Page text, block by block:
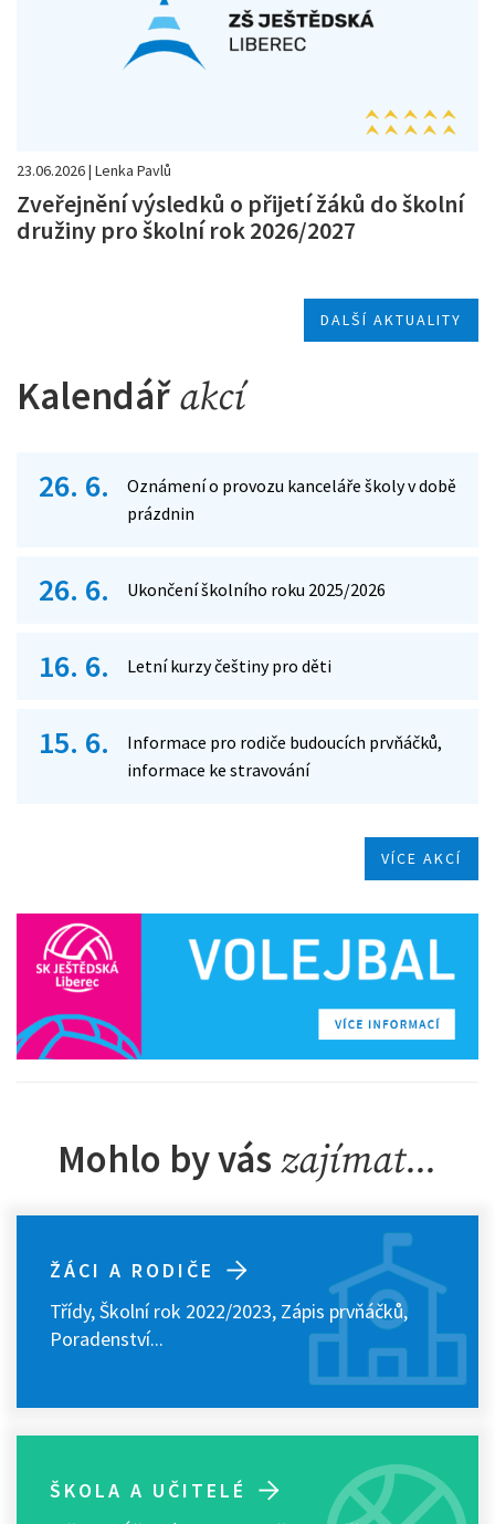
23.06.2026 | Lenka Pavlů
Zveřejnění výsledků o přijetí žáků do školní
družiny pro školní rok 2026/2027
DALŠÍ AKTUALITY
Kalendářakcí
26. 6.
Oznámení o provozu kanceláře školy v době
prázdnin
26. 6. Ukončení školního roku 2025/2026
16. 6. Letní kurzy češtiny pro děti
15. 6.
Informace pro rodiče budoucích prvňáčků,
informace ke stravování
VÍCE AKCÍ
Mohlo by vás zajímat...
ŽÁCI A RODIČE
Třídy,Školní rok 2022/2023, Zápis prvňáčků,
Poradenství...
ŠKOLA A UČITELÉ